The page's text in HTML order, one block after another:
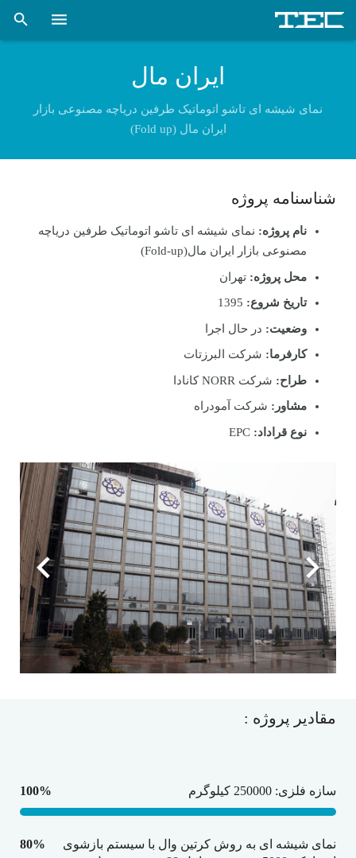
اخبار
کتاب و مقالات علمی
کارخانه اسکلت فلزی
تماس با ما
ایران مال
نمای شیشه ای تاشو اتوماتیک طرفین دریاچه مصنوعی بازار
ایران مال (Fold up)
شناسنامه پروژه
نام پروژه: نمای شیشه ای تاشو اتوماتیک طرفین دریاچه
مصنوعی بازار ایران مال(Fold-up)
محل پروژه: تهران
تاریخ شروع: 1395
وضعیت: در حال اجرا
کارفرما: شرکت البرزتات
طراح: شرکت NORR کانادا
مشاور: شرکت آمودراه
نوع قراداد:EPC
مقادیر پروژه :
سازه فلزی: 250000 کیلوگرم 100%
نمای شیشه ای به روش کرتین وال با سیستم بازشوی
80%